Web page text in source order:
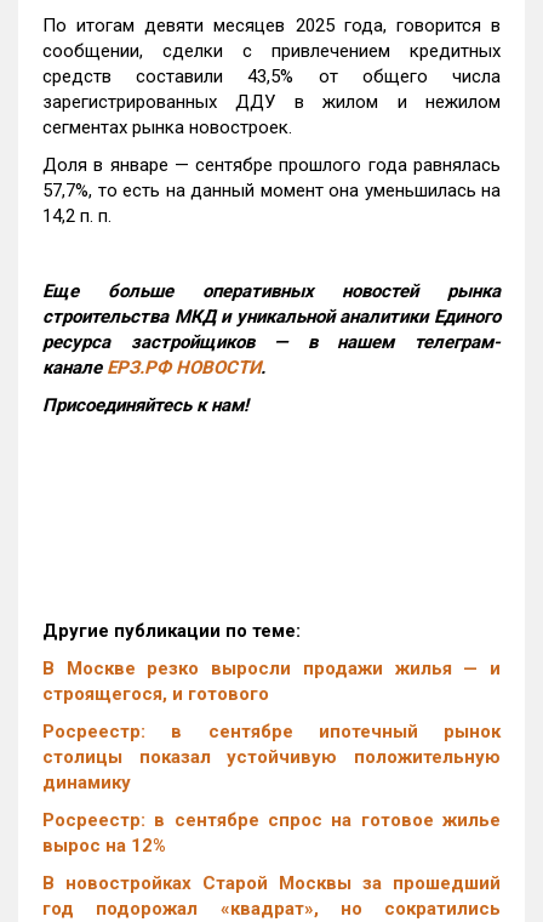
По итогам девяти месяцев 2025 года, говорится в
сообщении, сделки с привлечением кредитных
средств составили 43,5% от общего числа
зарегистрированных ДДУ в жилом и нежилом
сегментах рынка новостроек.
Доля в январе — сентябре прошлого года равнялась
57,7%, то есть на данный момент она уменьшилась на
14,2 п. п.
Еще больше оперативных новостей рынка
строительства МКД и уникальной аналитики Единого
ресурса застройщиков — в нашем телеграм-
канале ЕРЗ.РФ НОВОСТИ.
Присоединяйтесь к нам!
Другие публикации по теме:
В Москве резко выросли продажи жилья — и
строящегося, и готового
Росреестр: в сентябре ипотечный рынок
столицы показал устойчивую положительную
динамику
Росреестр: в сентябре спрос на готовое жилье
вырос на 12%
В новостройках Старой Москвы за прошедший
год подорожал «квадрат», но сократились